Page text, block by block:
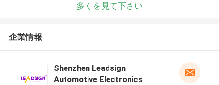
多くを見て下さい
企業情報
Shenzhen Leadsign
Automotive Electronics